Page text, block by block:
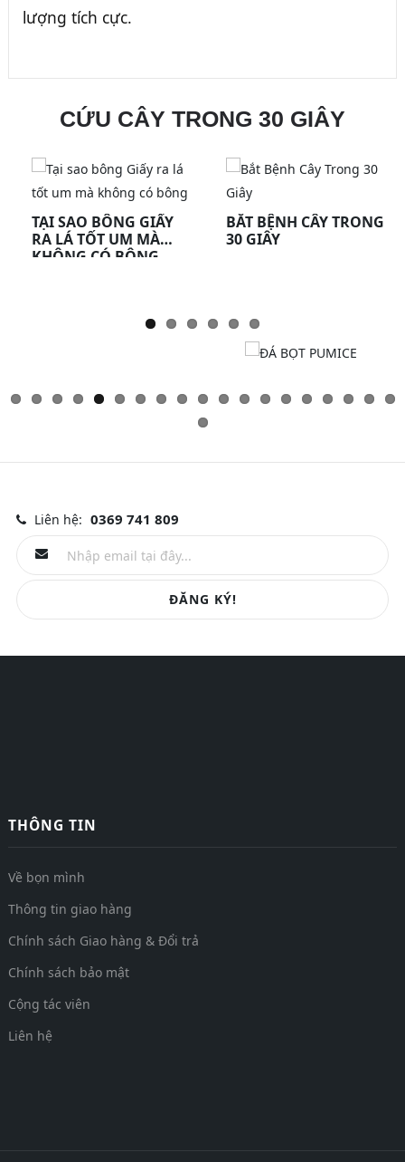
lượng tích cực.
CỨU CÂY TRONG 30 GIÂY
TẠI SAO BÔNG GIẤY
RA LÁ TỐT UM MÀ
KHÔNG CÓ BÔNG
BẮT BỆNH CÂY TRONG
30 GIÂY
Liên hệ: 0369 741 809
ĐĂNG KÝ!
THÔNG TIN
Về bọn mình
Thông tin giao hàng
Chính sách Giao hàng & Đổi trả
Chính sách bảo mật
Cộng tác viên
Liên hệ